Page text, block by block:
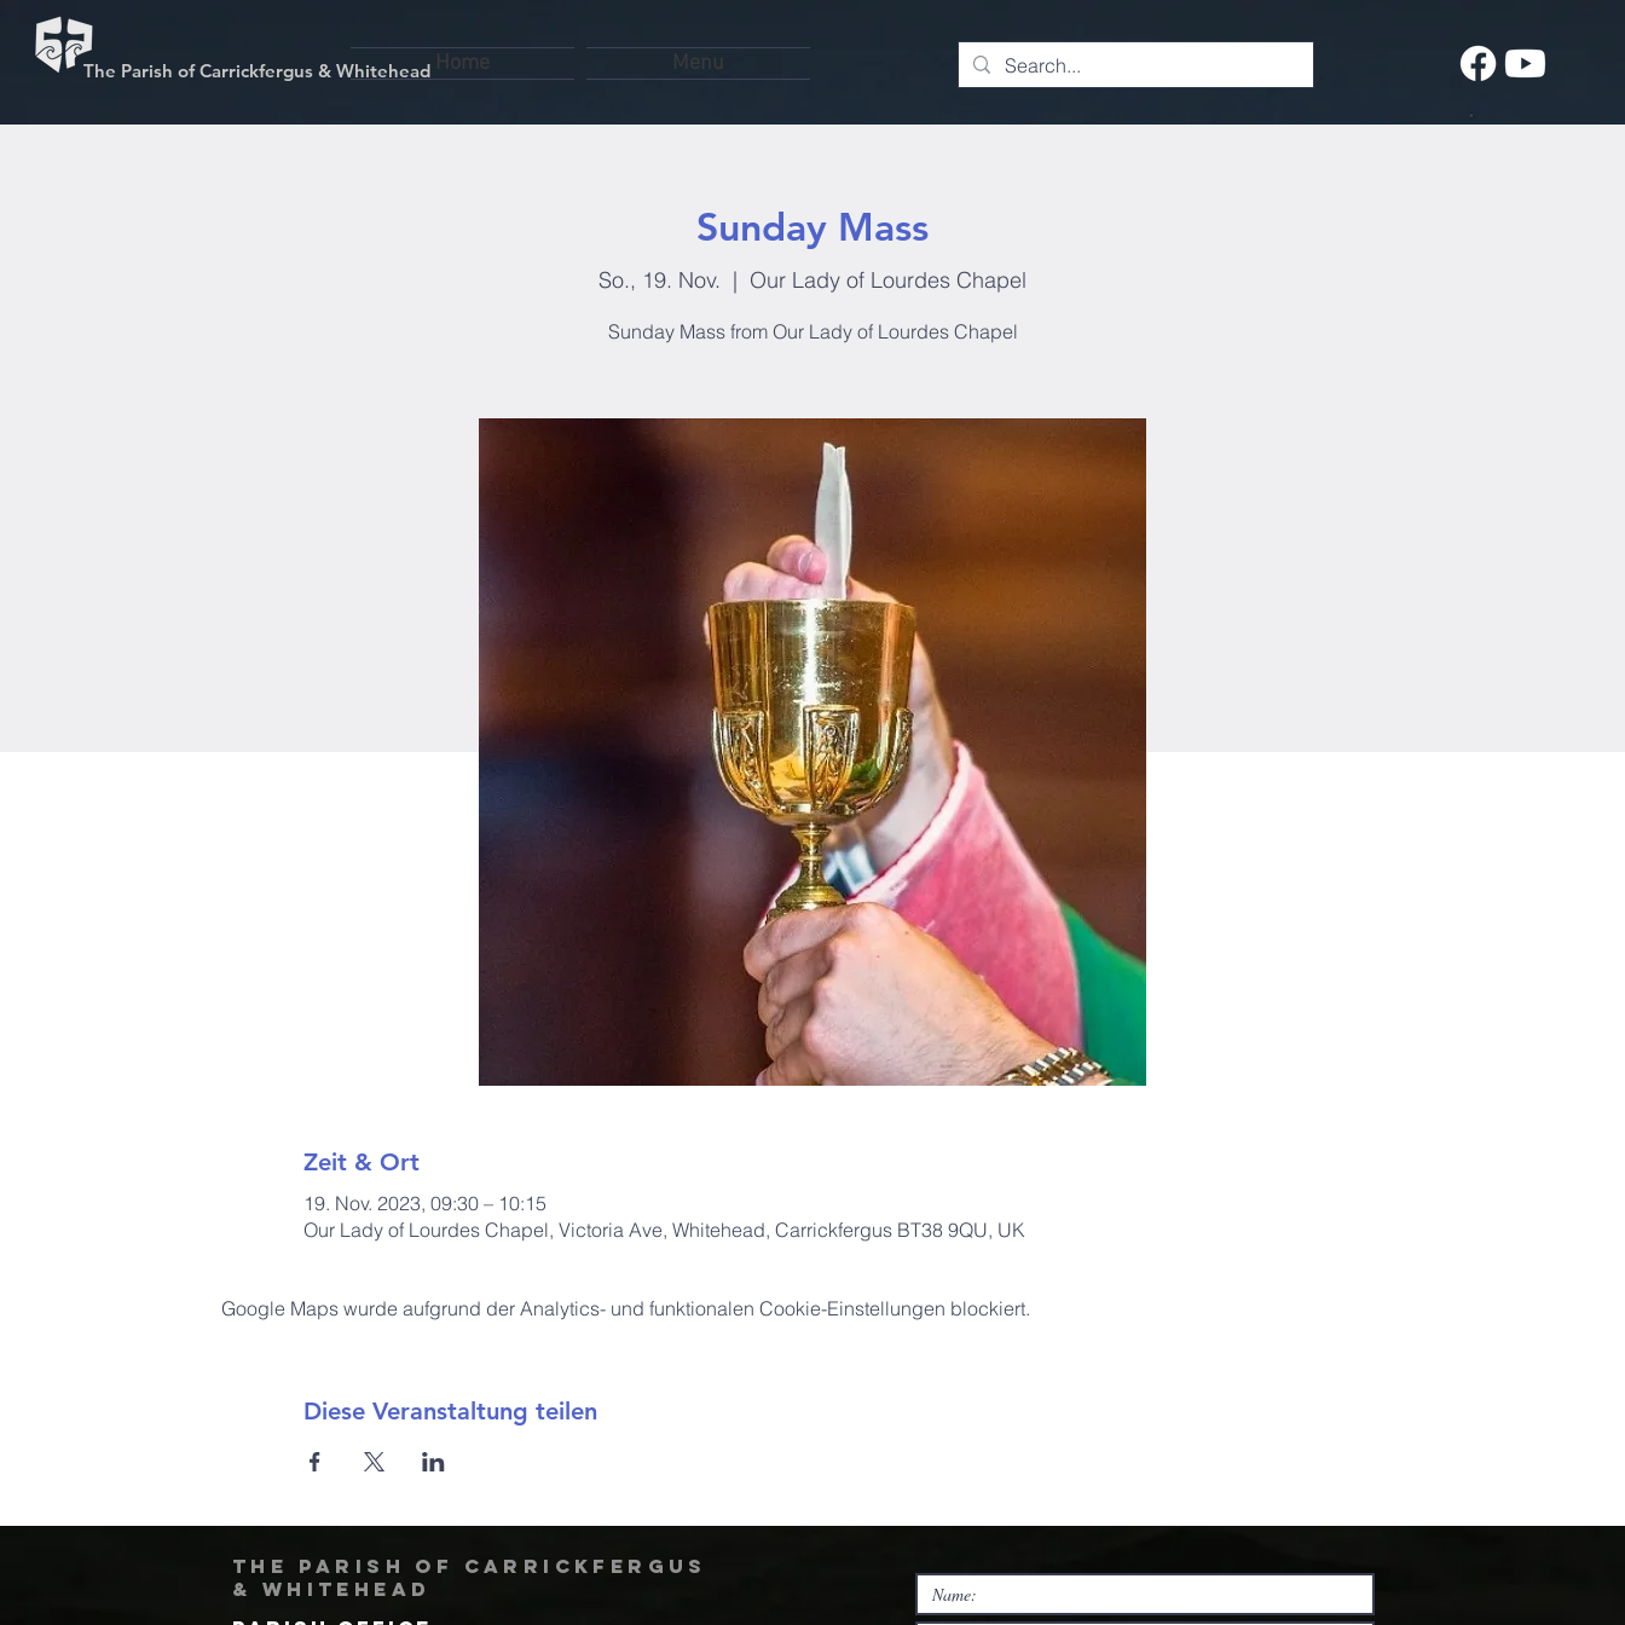
The Parish of Carrickfergus & Whitehead Home Menu
Sunday Mass
So., 19. Nov.
  |
Our Lady of Lourdes Chapel
Sunday Mass from Our Lady of Lourdes Chapel
Zeit & Ort
19. Nov. 2023, 09:30 – 10:15
Our Lady of Lourdes Chapel, Victoria Ave, Whitehead, Carrickfergus BT38 9QU, UK
Google Maps wurde aufgrund der Analytics- und funktionalen Cookie-Einstellungen blockiert.
Diese Veranstaltung teilen
The Parish of Carrickfergus
& Whitehead